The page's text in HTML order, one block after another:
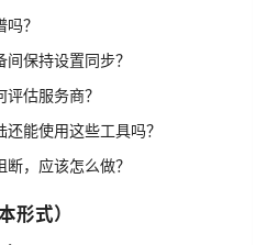
？
保持设置同步？
估服务商？
能使用这些工具吗？
，应该怎么做？
形式）